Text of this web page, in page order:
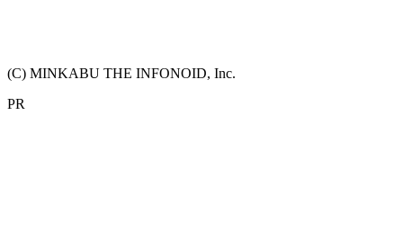
(C) MINKABU THE INFONOID, Inc.
PR